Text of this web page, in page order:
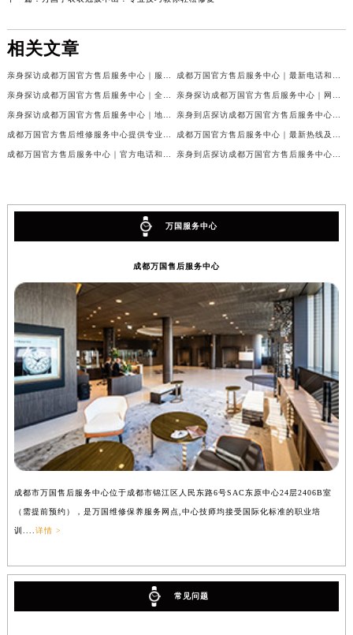
相关文章
万国服务中心
成都万国售后服务中心
成都市万国售后服务中心位于成都市锦江区人民东路6号SAC东原中心24层2406B室
（需提前预约），是万国维修保养服务网点,中心技师均接受国际化标准的职业培
训.... 详情 >
常见问题